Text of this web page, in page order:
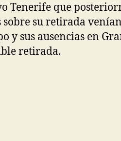
Tenerife que
su retirada
y sus ausencias en
retirada.